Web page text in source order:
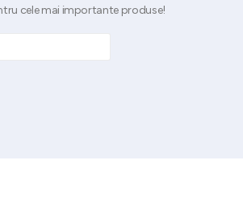
cele mai importante produse!